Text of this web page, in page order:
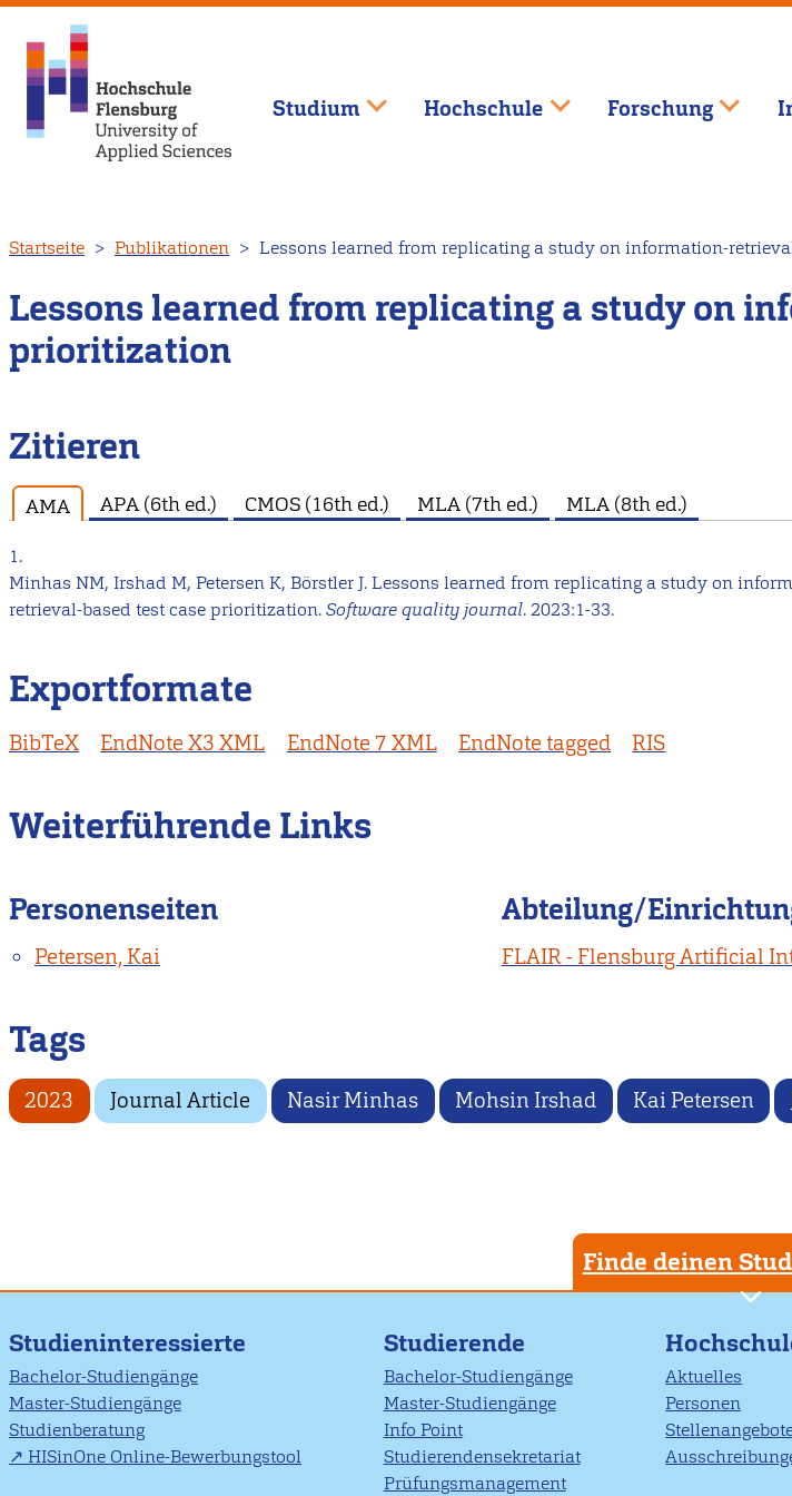
zum
Inhalt
Studium Hochschule Forschung
Startseite Publikationen Lessons learned from replicating a study on information-
Lessons learned from replicating a study on
prioritization
Zitieren
AMA APA (6th ed.) CMOS (16th ed.) MLA (7th ed.) MLA (8th ed.)
1.
Minhas NM, Irshad M, Petersen K, Börstler J. Lessons learned from replicating a study on
retrieval-based test case prioritization.Software quality journal. 2023:1-33.
Exportformate
BibTeX EndNote X3 XML EndNote 7 XML EndNote tagged RIS
Weiterführende Links
Personenseiten
Petersen, Kai
Abteilung/
FLAIR - Flensburg Artificial
Tags
2023 Journal Article Nasir Minhas Mohsin Irshad Kai Petersen
Finde deinen
Studieninteressierte
Bachelor-Studiengänge
Master-Studiengänge
Studienberatung
HISinOne Online-Bewerbungstool
Studierende
Bachelor-Studiengänge
Master-Studiengänge
Info Point
Studierendensekretariat
Prüfungsmanagement
Aktuelles
Personen